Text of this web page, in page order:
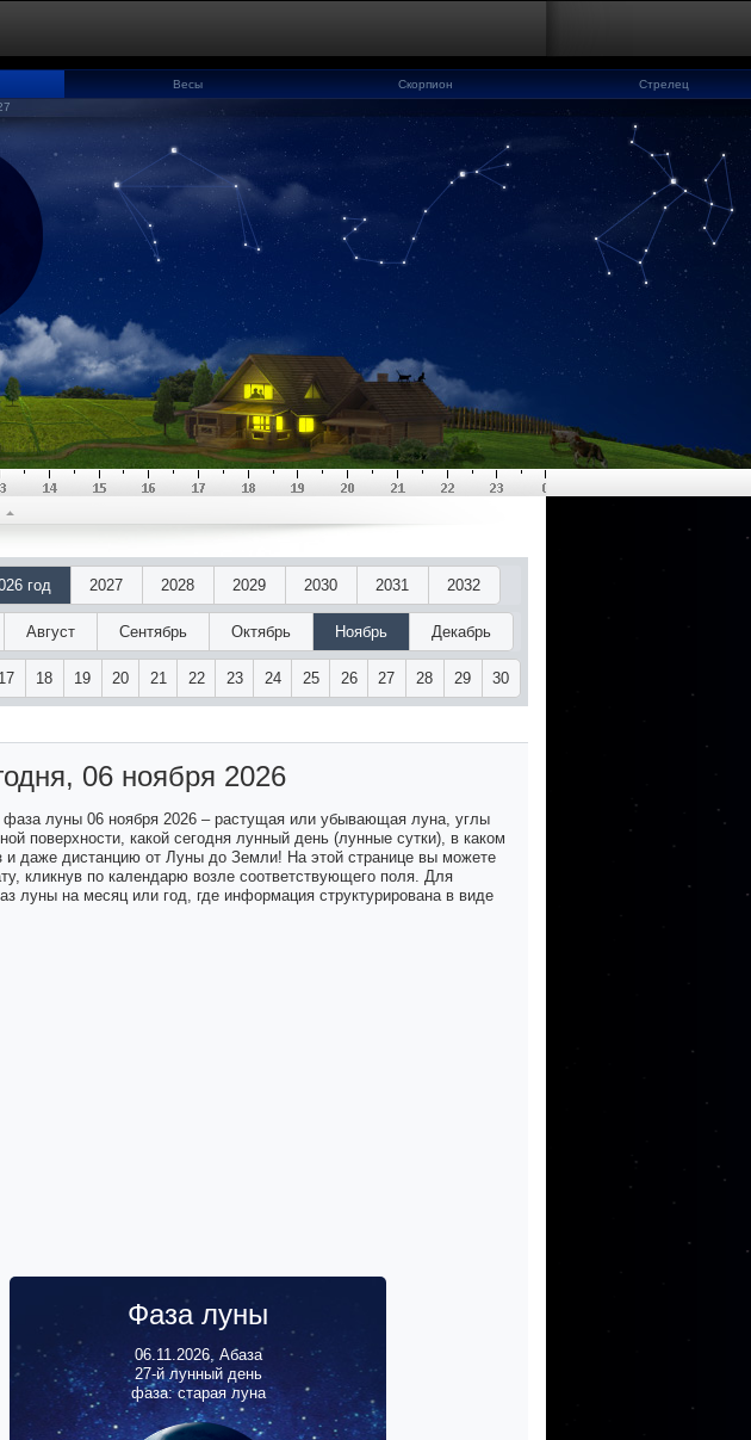
Весы Скорпион Стрелец
год 2027 2028 2029 2030 2031 2032
Август Сентябрь Октябрь Ноябрь Декабрь
17 18 19 20 21 22 23 24 25 26 27 28 29 30
06 ноября 2026
луны 06 ноября 2026 – растущая или убывающая луна, углы
поверхности, какой сегодня лунный день (лунные сутки), в каком
и даже дистанцию от Луны до Земли! На этой странице вы можете
кликнув по календарю возле соответствующего поля. Для
луны на месяц или год, где информация структурирована в виде
Фаза луны
06.11.2026, Абаза
27-й лунный день
фаза: старая луна